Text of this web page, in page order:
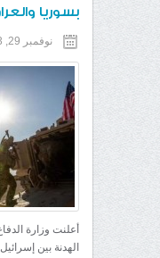
بسوريا
نوفمبر 29, 2023
أعلنت وزارة
الهدنة بين